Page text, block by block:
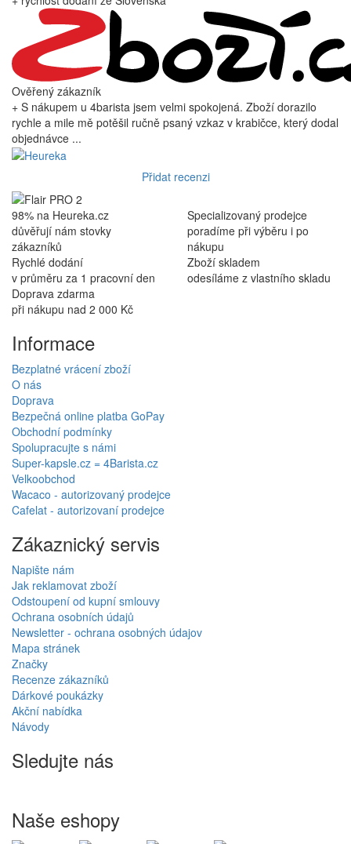
Ověřený zákazník
+ S nákupem u 4barista jsem velmi spokojená. Zboží dorazilo
rychle a mile mě potěšil ručně psaný vzkaz v krabičce, který dodal
objednávce ...
Přidat recenzi
98% na Heureka.cz
důvěřují nám stovky
zákazníků
Specializovaný prodejce
poradíme při výběru i po
nákupu
Rychlé dodání
v průměru za 1 pracovní den
Zboží skladem
odesíláme z vlastního skladu
Doprava zdarma
při nákupu nad 2 000 Kč
Informace
Bezplatné vrácení zboží
O nás
Doprava
Bezpečná online platba GoPay
Obchodní podmínky
Spolupracujte s námi
Super-kapsle.cz = 4Barista.cz
Velkoobchod
Wacaco - autorizovaný prodejce
Cafelat - autorizovaní prodejce
Zákaznický servis
Napište nám
Jak reklamovat zboží
Odstoupení od kupní smlouvy
Ochrana osobních údajů
Newsletter - ochrana osobných údajov
Mapa stránek
Značky
Recenze zákazníků
Dárkové poukázky
Akční nabídka
Návody
Sledujte nás
Naše eshopy